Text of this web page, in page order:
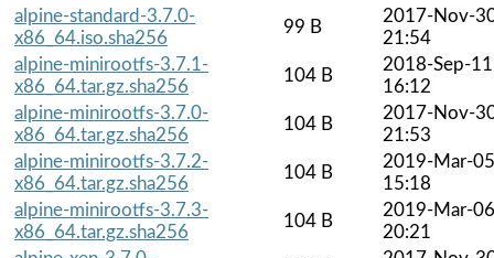
alpine-standard-3.7.0-
x86_64.iso.sha256
99 B
2017-Nov-
21:54
alpine-minirootfs-3.7.1-
x86_64.tar.gz.sha256
104 B
2018-Sep-11
16:12
alpine-minirootfs-3.7.0-
x86_64.tar.gz.sha256
104 B
2017-Nov-
21:53
alpine-minirootfs-3.7.2-
x86_64.tar.gz.sha256
104 B
2019-Mar-05
15:18
alpine-minirootfs-3.7.3-
x86_64.tar.gz.sha256
104 B
2019-Mar-06
20:21